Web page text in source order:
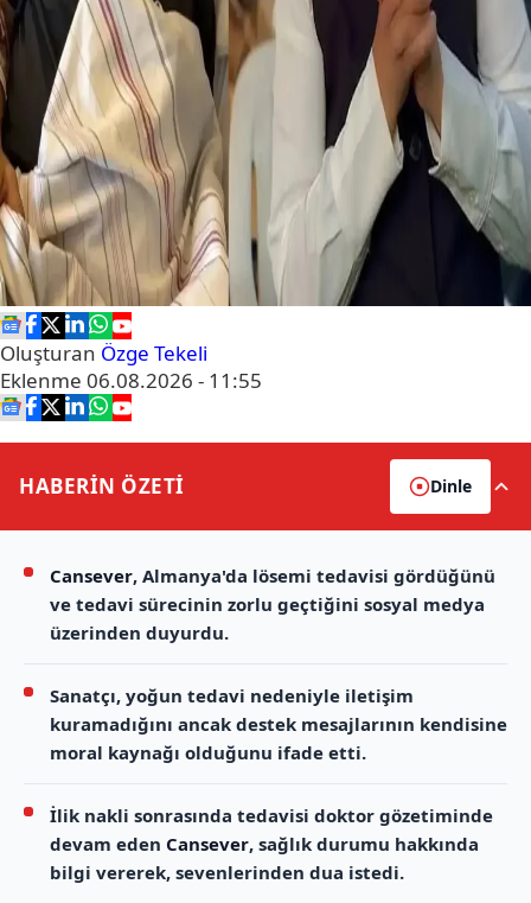
Oluşturan Özge Tekeli
Eklenme 06.08.2026 - 11:55
HABERİN ÖZETİ Dinle
Cansever, Almanya'da lösemi tedavisi gördüğünü
ve tedavi sürecinin zorlu geçtiğini sosyal medya
üzerinden duyurdu.
Sanatçı, yoğun tedavi nedeniyle iletişim
kuramadığını ancak destek mesajlarının kendisine
moral kaynağı olduğunu ifade etti.
İlik nakli sonrasında tedavisi doktor gözetiminde
devam eden Cansever, sağlık durumu hakkında
bilgi vererek, sevenlerinden dua istedi.